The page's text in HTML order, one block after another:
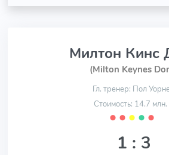
Милтон Кинс
(Milton Keynes
Гл. тренер: Пол
Стоимость: 14.7
⬤ ⬤ ⬤ ⬤ ⬤
1 : 3